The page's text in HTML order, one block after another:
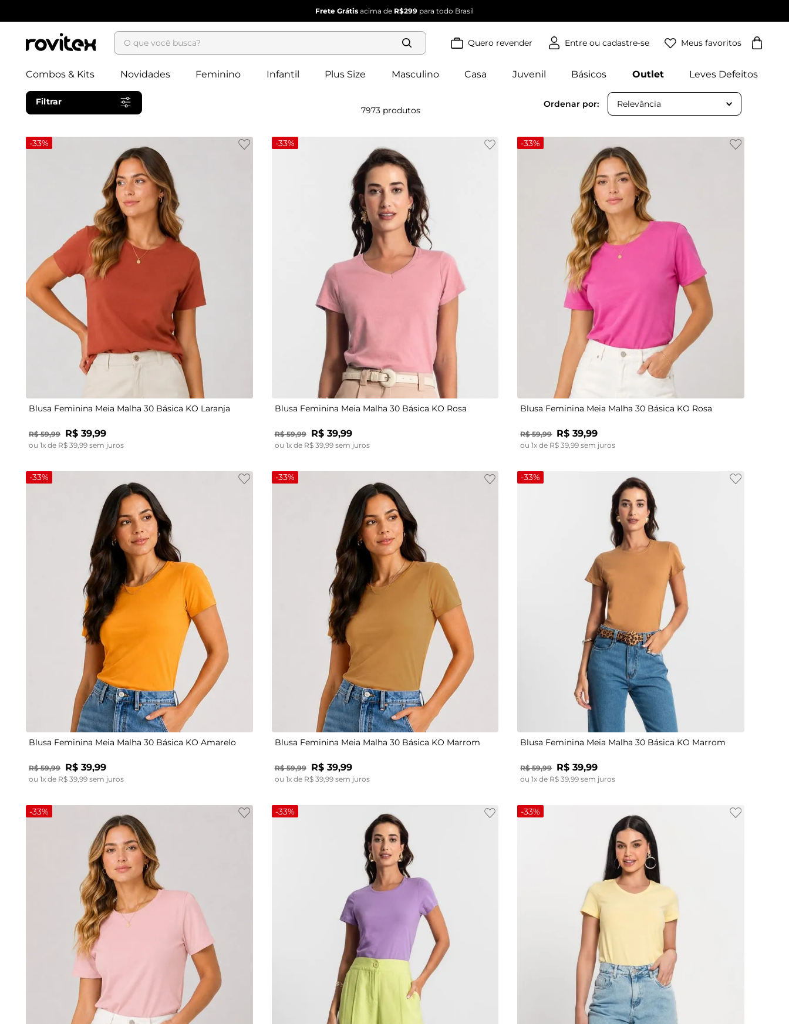
Frete Grátis acima de R$299 para todo Brasil
O que você busca?
Quero revender Meus favoritos
Combos & Kits Novidades Feminino Infantil Plus Size Masculino Casa Juvenil Básicos Outlet Leves Defeitos
Filtrar
7973 produtos
Relevância
-33%
Blusa Feminina Meia Malha 30 Básica KO Laranja
R$ 59,99 R$ 39,99
ou 1x de R$ 39 99 sem juros
-33%
P M G GG
Blusa Feminina Meia Malha 30 Básica KO Rosa
R$ 59,99 R$ 39,99
ou 1x de R$ 39, 99sem juros
-33%
Blusa Feminina Meia Malha 30 Básica KO Rosa
R$ 59,99 R$ 39,99
ou1x de R$ 39 ,99 sem juros
-33%
P M G GG
Blusa Feminina Meia Malha 30 Básica KO Amarelo
R$ 59,99 R$ 39,99
ou 1x de R$ 39,99 sem juros
-33%
P M G GG
Blusa Feminina Meia Malha 30 Básica KO Marrom
R$ 59,99 R$ 39,99
ou 1x de R$ 39,99sem juros
-33%
GG
Blusa Feminina Meia Malha 30 Básica KO Marrom
R$ 59,99 R$ 39,99
ou1x de R$ 39,99 sem juros
-33% -33% -33%
Termos mais
buscados
vestido
vestido
calça
feminina
conjunto
feminino